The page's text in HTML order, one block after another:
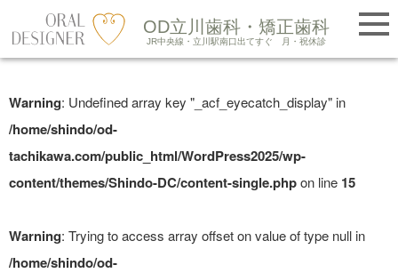
to
content
OD立川歯科・矯正歯科
JR中央線・立川駅南口出てすぐ 月・祝休診
LINE友だち追加
Warning: Undefined array key "_acf_eyecatch_display" in
/home/shindo/od-
tachikawa.com/public_html/WordPress2025/wp-
content/themes/Shindo-DC/content-single.phpon line 15
Warning: Trying to access array offset on value of type null in
/home/shindo/od-